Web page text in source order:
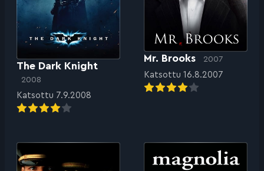
The Dark Knight
2008
Katsottu 7.9.2008
Mr. Brooks 2007
Katsottu 16.8.2007